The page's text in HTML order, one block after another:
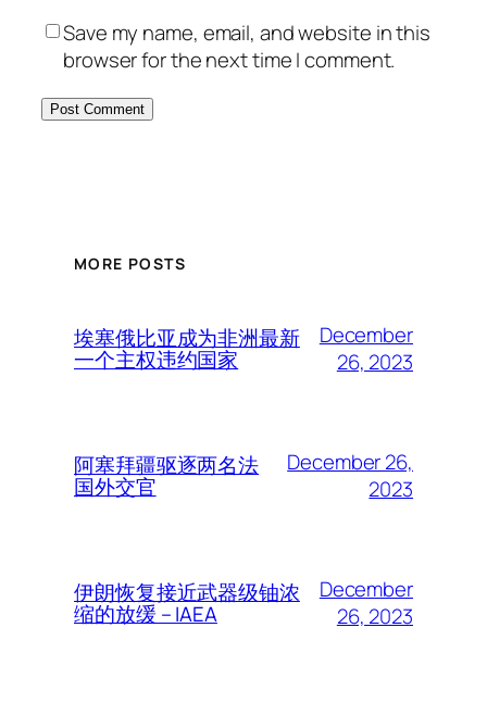
Save my name, email, and website in this
browser for the next time I comment.
MORE POSTS
埃塞俄比亚成为非洲最新
一个主权违约国家
December
26, 2023
阿塞拜疆驱逐两名法
国外交官
December 26,
2023
伊朗恢复接近武器级铀浓
缩的放缓 – IAEA
December
26, 2023